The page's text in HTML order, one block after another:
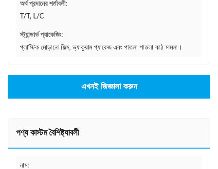
অর্থ প্রদানের শর্তাবলী:
T/T, L/C
স্ট্যান্ডার্ড প্যাকেজিং:
প্লাস্টিক মোড়ানো ফিল্ম, ভ্যাকুয়াম প্যাকেজ এবং পাতলা পাতলা কাঠ মামলা।
এখনই জিজ্ঞাসা করুন
পণ্য কাস্টম বৈশিষ্ট্যাবলী
নাম: